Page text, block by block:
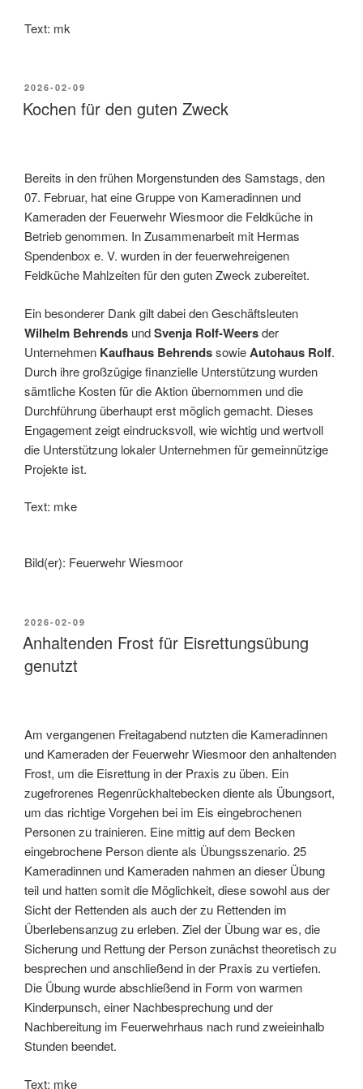
Text: mk
2026-02-09
Kochen für den guten Zweck
Bereits in den frühen Morgenstunden des Samstags, den
07. Februar, hat eine Gruppe von Kameradinnen und
Kameraden der Feuerwehr Wiesmoor die Feldküche in
Betrieb genommen. In Zusammenarbeit mit Hermas
Spendenbox e. V. wurden in der feuerwehreigenen
Feldküche Mahlzeiten für den guten Zweck zubereitet.
Ein besonderer Dank gilt dabei den Geschäftsleuten
Wilhelm Behrends undSvenja Rolf-Weersder
Unternehmen Kaufhaus BehrendssowieAutohaus Rolf.
Durch ihre großzügige finanzielle Unterstützung wurden
sämtliche Kosten für die Aktion übernommen und die
Durchführung überhaupt erst möglich gemacht. Dieses
Engagement zeigt eindrucksvoll, wie wichtig und wertvoll
die Unterstützung lokaler Unternehmen für gemeinnützige
Projekte ist.
Text: mke
Bild(er): Feuerwehr Wiesmoor
2026-02-09
Anhaltenden Frost für Eisrettungsübung
genutzt
Am vergangenen Freitagabend nutzten die Kameradinnen
und Kameraden der Feuerwehr Wiesmoor den anhaltenden
Frost, um die Eisrettung in der Praxis zu üben. Ein
zugefrorenes Regenrückhaltebecken diente als Übungsort,
um das richtige Vorgehen bei im Eis eingebrochenen
Personen zu trainieren. Eine mittig auf dem Becken
eingebrochene Person diente als Übungsszenario. 25
Kameradinnen und Kameraden nahmen an dieser Übung
teil und hatten somit die Möglichkeit, diese sowohl aus der
Sicht der Rettenden als auch der zu Rettenden im
Überlebensanzug zu erleben. Ziel der Übung war es, die
Sicherung und Rettung der Person zunächst theoretisch zu
besprechen und anschließend in der Praxis zu vertiefen.
Die Übung wurde abschließend in Form von warmen
Kinderpunsch, einer Nachbesprechung und der
Nachbereitung im Feuerwehrhaus nach rund zweieinhalb
Stunden beendet.
Text: mke